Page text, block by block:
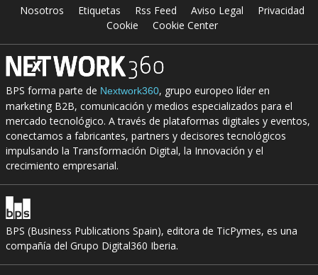
Nosotros Etiquetas Rss Feed Aviso Legal
Privacidad
Cookie
Cookie Center
BPS forma parte de Nextwork360, grupo europeo líder en
marketing B2B, comunicación y medios especializados para el
mercado tecnológico. A través de plataformas digitales y eventos,
conectamos a fabricantes, partners y decisores tecnológicos
impulsando la Transformación Digital, la Innovación y el
crecimiento empresarial.
BPS (Business Publications Spain), editora de TicPymes, es una
compañía del Grupo Digital360 Iberia.